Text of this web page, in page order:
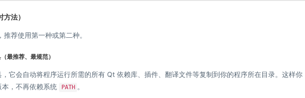
法）
荐使用第一种或第二种。
最推荐、最规范）
它会自动将程序运行所需的所有 Qt 依赖库、插件、翻译文件等复制到你的程序所在目录。这样你
本，不再依赖系统
PATH 。